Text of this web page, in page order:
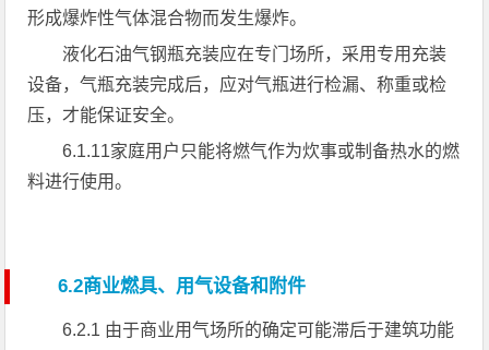
形成爆炸性气体混合物而发生爆炸。
液化石油气钢瓶充装应在专门场所，采用专用充装
设备，气瓶充装完成后，应对气瓶进行检漏、称重或检
压，才能保证安全。
6.1.11家庭用户只能将燃气作为炊事或制备热水的燃
料进行使用。
6.2商业燃具、用气设备和附件
6.2.1 由于商业用气场所的确定可能滞后于建筑功能